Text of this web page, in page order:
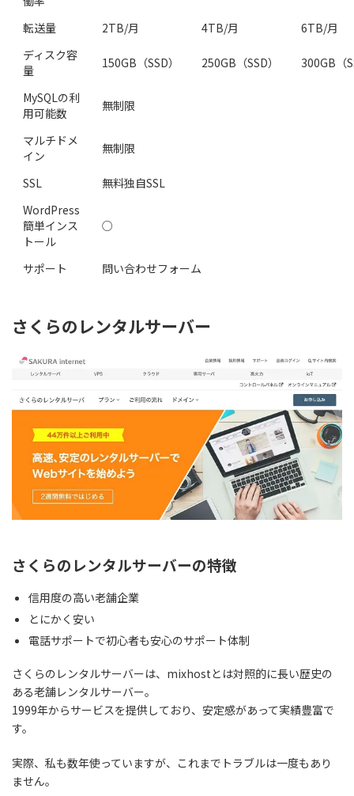
転送量 2TB/月 4TB/月
6TB/月
ディスク容
量
150GB（SSD） 250GB（SSD） 300GB（
MySQLの利
用可能数
無制限
マルチドメ
イン
無制限
SSL
無料独自SSL
WordPress
簡単インス
トール
○
サポート 問い合わせフォーム
さくらのレンタルサーバー
さくらのレンタルサーバーの特徴
信用度の高い老舗企業
とにかく安い
電話サポートで初心者も安心のサポート体制
さくらのレンタルサーバーは、mixhostとは対照的に長い歴史の
ある老舗レンタルサーバー。
1999年からサービスを提供しており、 安定感があって実績豊富で
す。
実際、私も数年使っていますが、これまでトラブルは一度もあり
ません。